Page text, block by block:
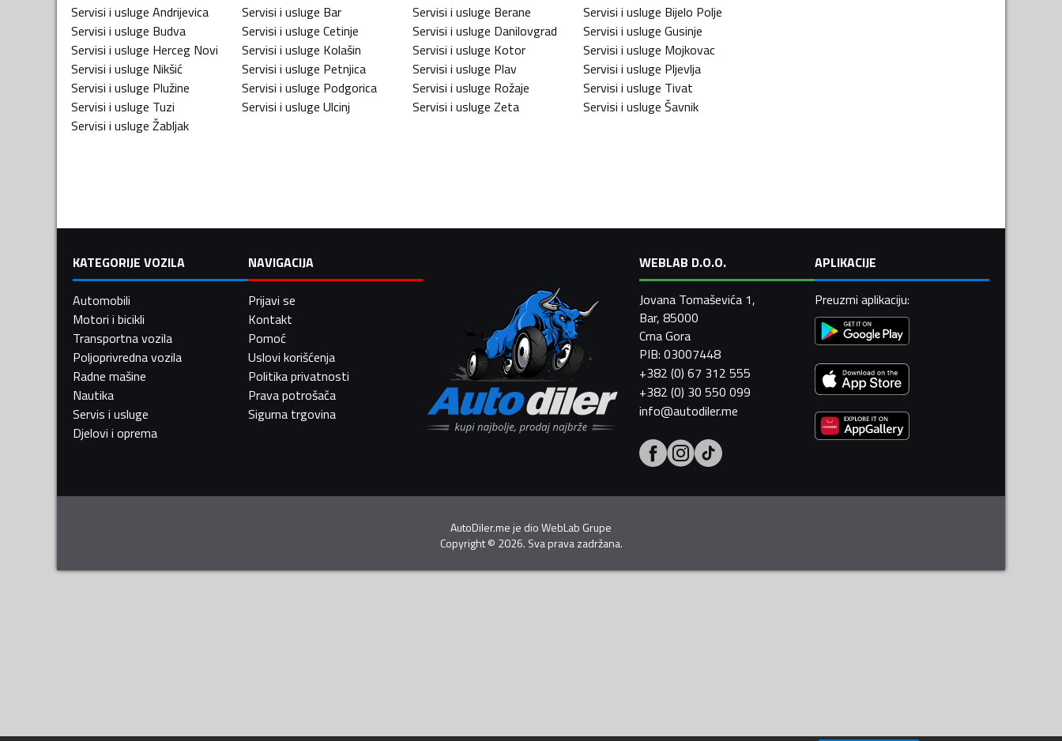
Servisi i usluge Andrijevica Servisi i usluge Bar Servisi i usluge Berane Servisi i usluge Bijelo Polje
Servisi i usluge Budva Servisi i usluge Cetinje Servisi i usluge Danilovgrad Servisi i usluge Gusinje
Servisi i usluge Herceg Novi Servisi i usluge Kolašin Servisi i usluge Kotor Servisi i usluge Mojkovac
Servisi i usluge Nikšić Servisi i usluge Petnjica Servisi i usluge Plav Servisi i usluge Pljevlja
Servisi i usluge Plužine Servisi i usluge Podgorica Servisi i usluge Rožaje Servisi i usluge Tivat
Servisi i usluge Tuzi Servisi i usluge Ulcinj Servisi i usluge Zeta Servisi i usluge Šavnik
Servisi i usluge Žabljak
KATEGORIJE VOZILA
Automobili
Motori i bicikli
Transportna vozila
Poljoprivredna vozila
Radne mašine
Nautika
Servis i usluge
Djelovi i oprema
NAVIGACIJA
Prijavi se
Kontakt
Pomoć
Uslovi korišćenja
Politika privatnosti
Prava potrošača
Sigurna trgovina
WEBLAB D.O.O.
Jovana Tomaševića 1,
Bar, 85000
Crna Gora
PIB: 03007448
+382 (0) 67 312 555
+382 (0) 30 550 099
info@autodiler.me
APLIKACIJE
Preuzmi aplikaciju:
AutoDiler.me je dioWebLab Grupe
Copyright© 2026. Sva prava zadržana.